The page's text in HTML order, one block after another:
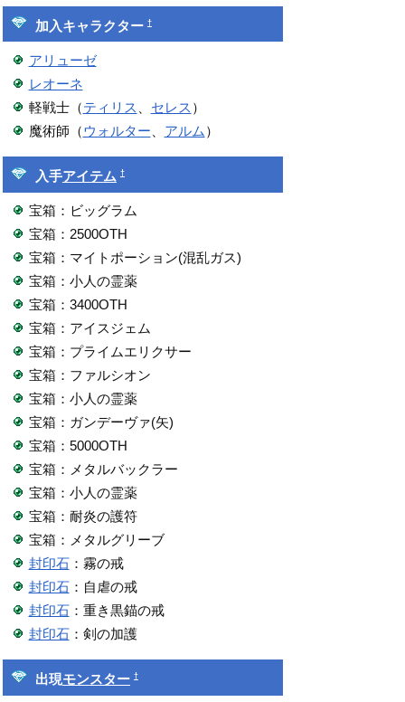
加入キャラクター †
アリューゼ
レオーネ
軽戦士（ティリス セレス ）
魔術師（ウォルター アルム ）
入手アイテム †
宝箱：ビッグラム
宝箱：2500OTH
宝箱：マイトポーション(混乱ガス)
宝箱：小人の霊薬
宝箱：3400OTH
宝箱：アイスジェム
宝箱：プライムエリクサー
宝箱：ファルシオン
宝箱：小人の霊薬
宝箱：ガンデーヴァ(矢)
宝箱：5000OTH
宝箱：メタルバックラー
宝箱：小人の霊薬
宝箱：耐炎の護符
宝箱：メタルグリーブ
封印石：霧の戒
封印石：自虐の戒
封印石：重き黒錨の戒
封印石：剣の加護
出現モンスター †